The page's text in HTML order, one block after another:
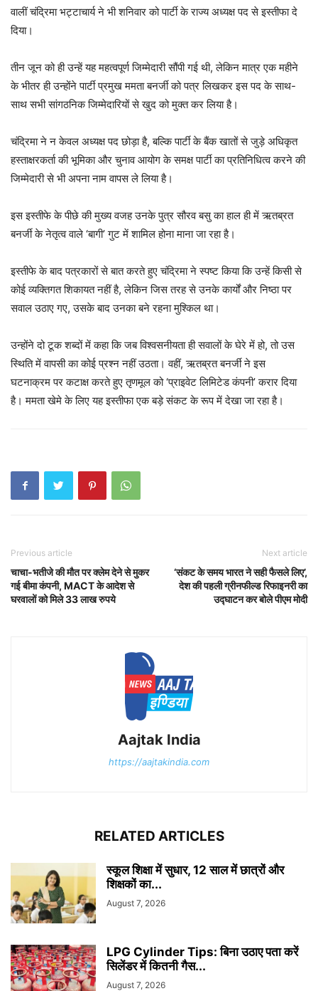
वालीं चंद्रिमा भट्टाचार्य ने भी शनिवार को पार्टी के राज्य अध्यक्ष पद से इस्तीफा दे
दिया।
तीन जून को ही उन्हें यह महत्वपूर्ण जिम्मेदारी सौंपी गई थी, लेकिन मात्र एक महीने
के भीतर ही उन्होंने पार्टी प्रमुख ममता बनर्जी को पत्र लिखकर इस पद के साथ-
साथ सभी सांगठनिक जिम्मेदारियों से खुद को मुक्त कर लिया है।
चंद्रिमा ने न केवल अध्यक्ष पद छोड़ा है, बल्कि पार्टी के बैंक खातों से जुड़े अधिकृत
हस्ताक्षरकर्ता की भूमिका और चुनाव आयोग के समक्ष पार्टी का प्रतिनिधित्व करने की
जिम्मेदारी से भी अपना नाम वापस ले लिया है।
इस इस्तीफे के पीछे की मुख्य वजह उनके पुत्र सौरव बसु का हाल ही में ऋतब्रत
बनर्जी के नेतृत्व वाले ‘बागी’ गुट में शामिल होना माना जा रहा है।
इस्तीफे के बाद पत्रकारों से बात करते हुए चंद्रिमा ने स्पष्ट किया कि उन्हें किसी से
कोई व्यक्तिगत शिकायत नहीं है, लेकिन जिस तरह से उनके कार्यों और निष्ठा पर
सवाल उठाए गए, उसके बाद उनका बने रहना मुश्किल था।
उन्होंने दो टूक शब्दों में कहा कि जब विश्वसनीयता ही सवालों के घेरे में हो, तो उस
स्थिति में वापसी का कोई प्रश्न नहीं उठता। वहीं, ऋतब्रत बनर्जी ने इस
घटनाक्रम पर कटाक्ष करते हुए तृणमूल को ‘प्राइवेट लिमिटेड कंपनी’ करार दिया
है। ममता खेमे के लिए यह इस्तीफा एक बड़े संकट के रूप में देखा जा रहा है।
Previous article
चाचा-भतीजे की मौत पर क्लेम देने से मुकर
गई बीमा कंपनी, MACT के आदेश से
घरवालों को मिले 33 लाख रुपये
Next article
‘संकट के समय भारत ने सही फैसले लिए’,
देश की पहली ग्रीनफील्ड रिफाइनरी का
उद्घाटन कर बोले पीएम मोदी
Aajtak India
https://aajtakindia.com
RELATED ARTICLES
स्कूल शिक्षा में सुधार, 12 साल में छात्रों और
शिक्षकों का...
August 7, 2026
LPG Cylinder Tips: बिना उठाए पता करें
सिलेंडर में कितनी गैस...
August 7, 2026